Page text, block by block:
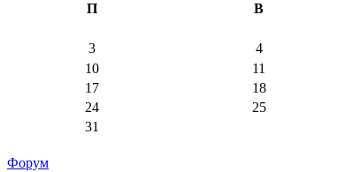
П В
3
4
10
11
17
18
24
25
31
Форум